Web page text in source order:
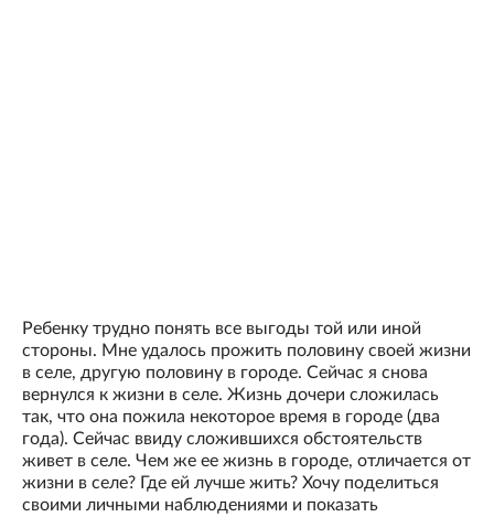
Ребенку трудно понять все выгоды той или иной
стороны. Мне удалось прожить половину своей жизни
в селе, другую половину в городе. Сейчас я снова
вернулся к жизни в селе. Жизнь дочери сложилась
так, что она пожила некоторое время в городе (два
года). Сейчас ввиду сложившихся обстоятельств
живет в селе. Чем же ее жизнь в городе, отличается от
жизни в селе? Где ей лучше жить? Хочу поделиться
своими личными наблюдениями и показать